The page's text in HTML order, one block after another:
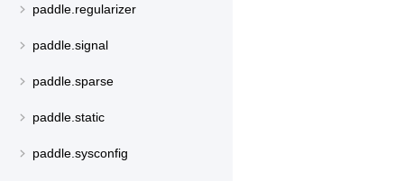
paddle.regularizer
paddle.signal
paddle.sparse
paddle.static
paddle.sysconfig